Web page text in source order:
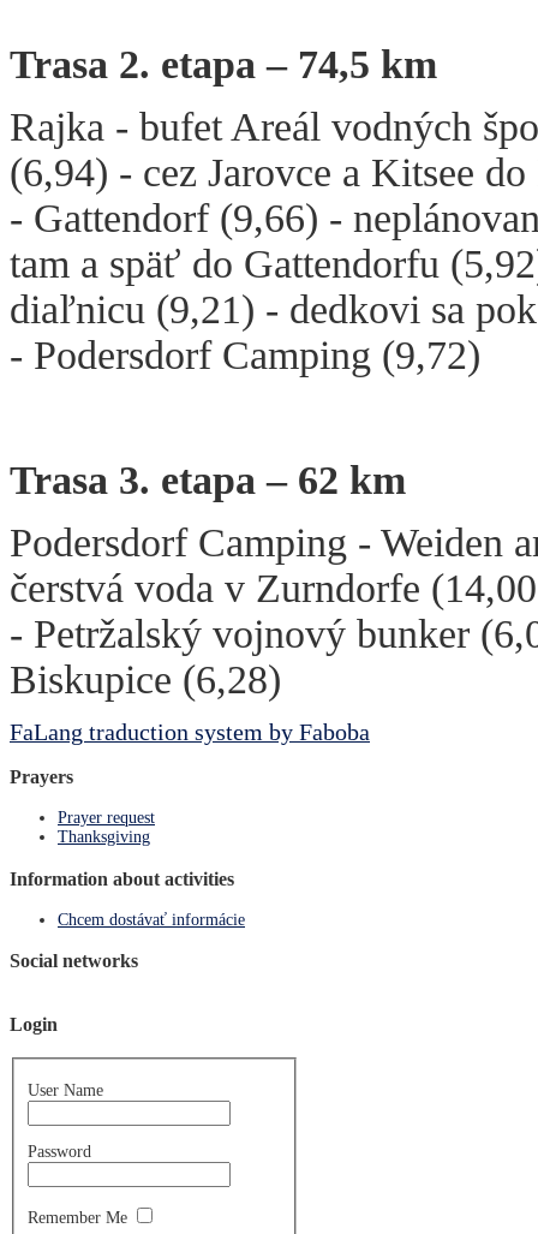
Trasa 2. etapa – 74,5 km
Rajka - bufet Areál vodných
(6,94) - cez Jarovce a Kitsee
- Gattendorf (9,66) -
tam a späť do Gattendorfu
diaľnicu (9,21) - dedkovi sa
- Podersdorf Camping (9,72)
Trasa 3. etapa – 62 km
Podersdorf Camping - Weiden
čerstvá voda v Zurndorfe
- Petržalský vojnový bunker
Biskupice (6,28)
FaLang traduction system by Faboba
Prayers
Prayer request
Thanksgiving
Information about activities
Chcem dostávať informácie
Social networks
Login
User Name
Password
Remember Me